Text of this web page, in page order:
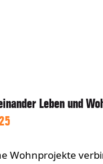
Leben und
Wohnprojekte